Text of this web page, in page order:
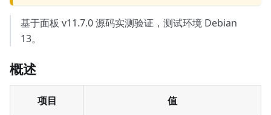
基于面板 v11.7.0 源码实测验证，测试环境 Debian
13。
概述
项目 值